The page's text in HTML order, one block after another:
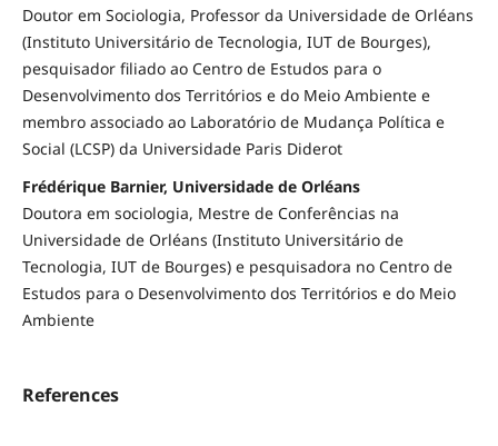
Doutor em Sociologia, Professor da Universidade de Orléans
(Instituto Universitário de Tecnologia, IUT de Bourges),
pesquisador filiado ao Centro de Estudos para o
Desenvolvimento dos Territórios e do Meio Ambiente e
membro associado ao Laboratório de Mudança Política e
Social (LCSP) da Universidade Paris Diderot
Frédérique Barnier, Universidade de Orléans
Doutora em sociologia, Mestre de Conferências na
Universidade de Orléans (Instituto Universitário de
Tecnologia, IUT de Bourges) e pesquisadora no Centro de
Estudos para o Desenvolvimento dos Territórios e do Meio
Ambiente
References